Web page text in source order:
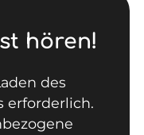
hören!
des
erforderlich.